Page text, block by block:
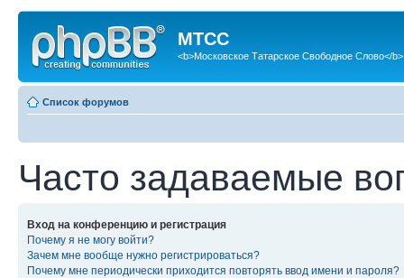
МТСС
<b>Московское Татарское Свободное Слово</b>
Список форумов
Часто задаваемые
Вход на конференцию и регистрация
Почему я не могу войти?
Зачем мне вообще нужно регистрироваться?
Почему мне периодически приходится повторять ввод имени и пароля?